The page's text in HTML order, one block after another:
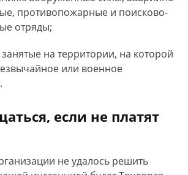
противопожарные и поисково-
отряды;
на территории, на которой
или военное
если не платят
не удалось решить